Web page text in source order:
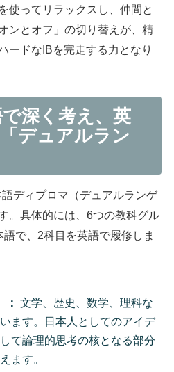
使ってリラックスし、仲間と
ンとオフ」の切り替えが、精
ードなIBを完走する力となり
深く考え、英
デュアルラン
ディプロマ（デュアルランゲ
。具体的には、6つの教科グル
で、2科目を英語で履修しま
： 文学、歴史、数学、理科な
ます。日本人としてのアイデ
て論理的思考の核となる部分
ます。